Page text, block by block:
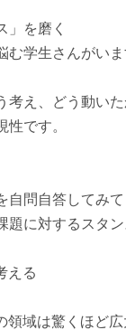
」を磨く
学生さんがい
考え、どう動い
です。
自問自答してみて
に対するスタン
える
領域は驚くほど広